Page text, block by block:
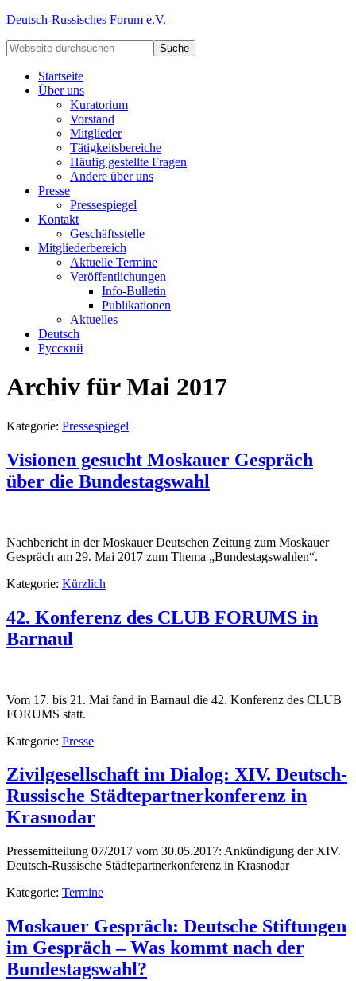
Deutsch-Russisches Forum e.V.
Startseite
Über uns
Kuratorium
Vorstand
Mitglieder
Tätigkeitsbereiche
Häufig gestellte Fragen
Andere über uns
Presse
Pressespiegel
Kontakt
Geschäftsstelle
Mitgliederbereich
Aktuelle Termine
Veröffentlichungen
Info-Bulletin
Publikationen
Aktuelles
Deutsch
Русский
Archiv für Mai 2017
Kategorie: Pressespiegel
Visionen gesucht Moskauer Gespräch
über die Bundestagswahl
Nachbericht in der Moskauer Deutschen Zeitung zum Moskauer
Gespräch am 29. Mai 2017 zum Thema „Bundestagswahlen“.
Kategorie: Kürzlich
42. Konferenz des CLUB FORUMS in
Barnaul
Vom 17. bis 21. Mai fand in Barnaul die 42. Konferenz des CLUB
FORUMS statt.
Kategorie: Presse
Zivilgesellschaft im Dialog: XIV. Deutsch-
Russische Städtepartnerkonferenz in
Krasnodar
Pressemitteilung 07/2017 vom 30.05.2017: Ankündigung der XIV.
Deutsch-Russische Städtepartnerkonferenz in Krasnodar
Kategorie: Termine
Moskauer Gespräch: Deutsche Stiftungen
im Gespräch – Was kommt nach der
Bundestagswahl?